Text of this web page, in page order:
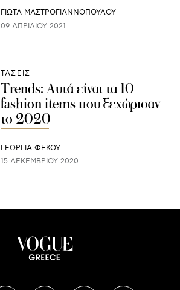
ΓΙΩΤΑ ΜΑΣΤΡΟΓΙΑΝΝΟΠΟΥΛΟΥ
09 ΑΠΡΙΛΊΟΥ 2021
ΤΑΣΕΙΣ
Trends: Αυτά είναι τα 10
fashion items που ξεχώρισαν
το 2020
ΓΕΩΡΓΙΑ ΦΕΚΟΥ
15 ΔΕΚΕΜΒΡΊΟΥ 2020